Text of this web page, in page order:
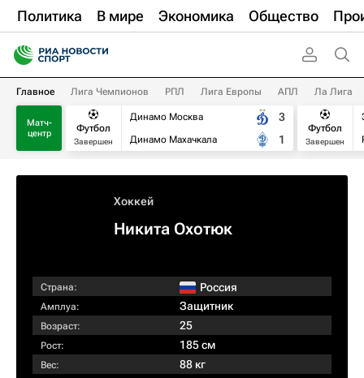
Политика В мире Экономика Общество
Главное Лига Чемпионов РПЛ Лига Европы АПЛ Ла Лига
Матч-
центр
Футбол
Завершен
Динамо Москва
Динамо Махачкала
3
1
Футбол
Завершен
Хоккей
Никита Охотюк
Страна: Россия
Амплуа: Защитник
Возраст: 25
Рост: 185 см
Вес: 88 кг